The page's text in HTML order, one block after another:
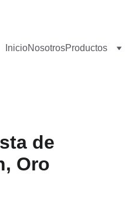
InicioNosotrosProductos